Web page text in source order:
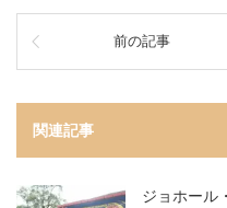
前の記事
関連記事
ジョホール